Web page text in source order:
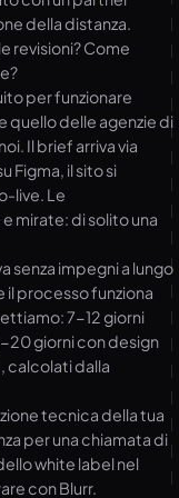
della distanza.
revisioni? Come
per funzionare
delle agenzie di
Il brief arriva via
Figma, il sito si
live. Le
mirate: di solito una
senza impegni a lungo
il processo funziona
7-12 giorni
20 giorni con design
calcolati dalla
tecnica della tua
per una chiamata di
white label nel
con Blurr.